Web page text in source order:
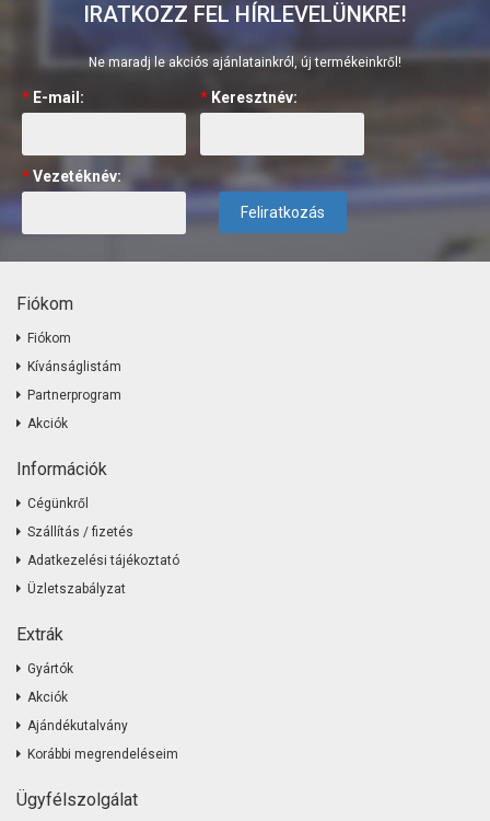
IRATKOZZ FEL HÍRLEVELÜNKRE!
Ne maradj le akciós ajánlatainkról, új termékeinkről!
* E-mail: * Keresztnév:
*Vezetéknév:
Feliratkozás
Fiókom
Fiókom
Kívánságlistám
Partnerprogram
Akciók
Információk
Cégünkről
Szállítás / fizetés
Adatkezelési tájékoztató
Üzletszabályzat
Extrák
Gyártók
Akciók
Ajándékutalvány
Korábbi megrendeléseim
Ügyfélszolgálat